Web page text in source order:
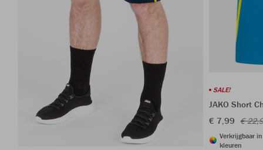
SALE!
JAKO Short
€ 7,99 €
Verkrijgbaar
kleuren